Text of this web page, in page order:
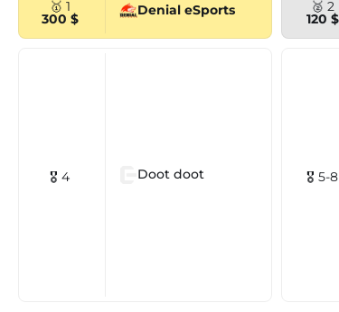
🥇 1
300 $
Denial eSports 🥈 2
120 $
🎖 4 Doot doot 🎖 5-8